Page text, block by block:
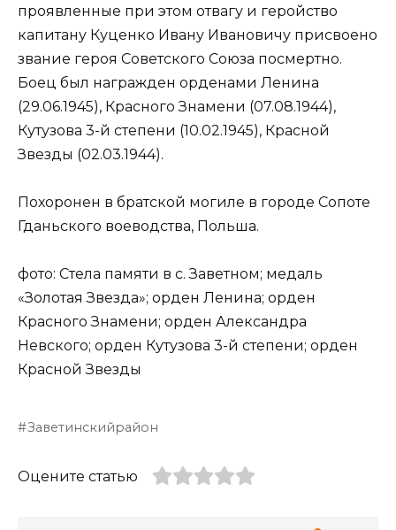
проявленные при этом отвагу и геройство
капитану Куценко Ивану Ивановичу присвоено
звание героя Советского Союза посмертно.
Боец был награжден орденами Ленина
(29.06.1945), Красного Знамени (07.08.1944),
Кутузова 3-й степени (10.02.1945), Красной
Звезды (02.03.1944).
Похоронен в братской могиле в городе Сопоте
Гданьского воеводства, Польша.
фото: Стела памяти в с. Заветном; медаль
«Золотая Звезда»; орден Ленина; орден
Красного Знамени; орден Александра
Невского; орден Кутузова 3-й степени; орден
Красной Звезды
Заветинскийрайон
Оцените статью